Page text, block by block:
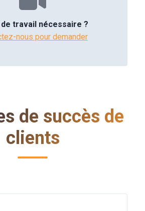
travail nécessaire ?
nous pour demander
de succès de
clients